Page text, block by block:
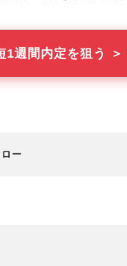
1週間内定を狙う ＞
ー